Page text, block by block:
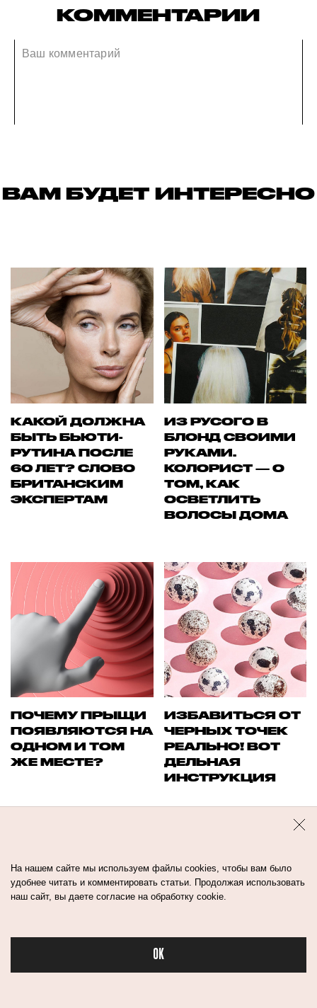
Бьюти в спорте
КОММЕНТАРИИ
ВАМ БУДЕТ ИНТЕРЕСНО
КАКОЙ ДОЛЖНА
БЫТЬ БЬЮТИ-
РУТИНА ПОСЛЕ
60 ЛЕТ? СЛОВО
БРИТАНСКИМ
ЭКСПЕРТАМ
ИЗ РУСОГО В
БЛОНД СВОИМИ
РУКАМИ.
КОЛОРИСТ — О
ТОМ, КАК
ОСВЕТЛИТЬ
ВОЛОСЫ ДОМА
ПОЧЕМУ ПРЫЩИ
ПОЯВЛЯЮТСЯ НА
ОДНОМ И ТОМ
ЖЕ МЕСТЕ?
ИЗБАВИТЬСЯ ОТ
ЧЕРНЫХ ТОЧЕК
РЕАЛЬНО! ВОТ
ДЕЛЬНАЯ
ИНСТРУКЦИЯ
На нашем сайте мы используем файлы cookies, чтобы вам было
удобнее читать и комментировать статьи. Продолжая использовать
наш сайт, вы даете согласие на обработку cookie.
OK